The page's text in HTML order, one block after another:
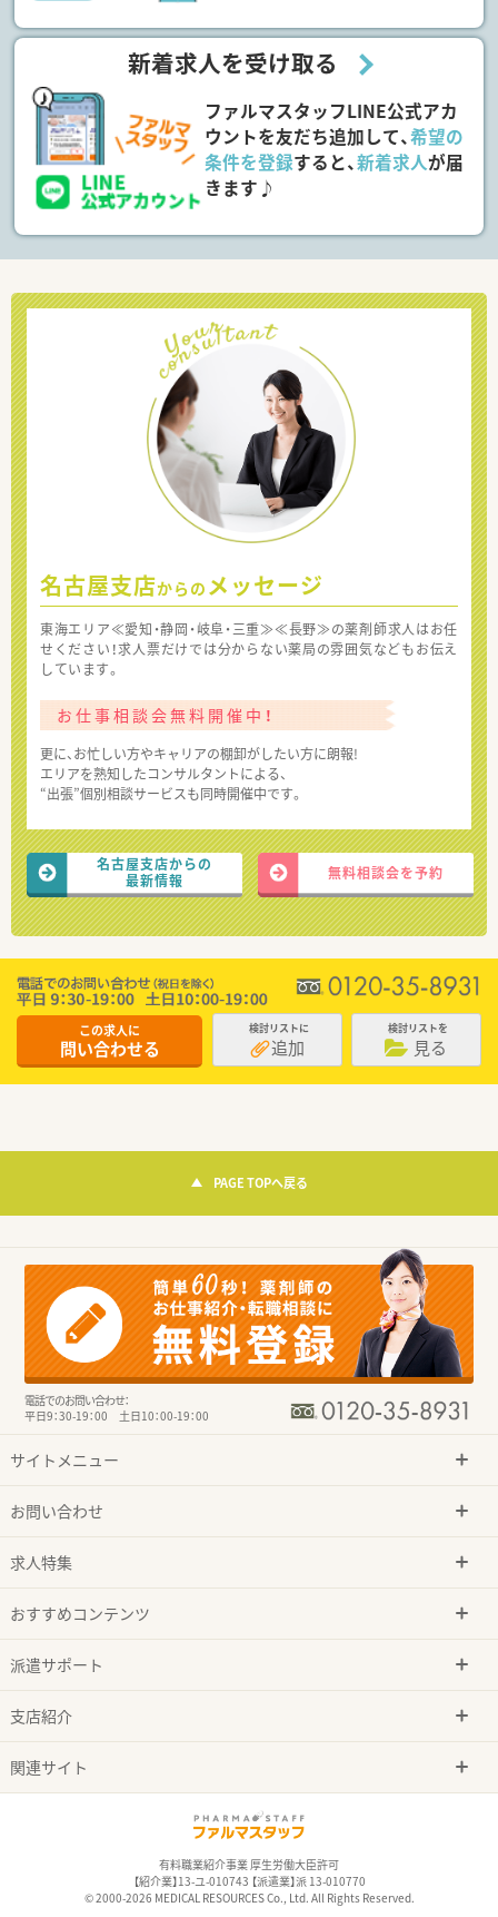
新着求人を受け取る
ファルマスタッフLINE公式アカ
ウントを友だち追加して、希望の
条件を登録すると、新着求人が届
きます♪
名古屋支店からの メッセージ
東海エリア≪愛知・静岡・岐阜・三重≫≪長野≫の薬剤師求人はお任
せください！求人票だけでは分からない薬局の雰囲気などもお伝え
しています。
お仕事相談会無料開催中！
更に、お忙しい方やキャリアの棚卸がしたい方に朗報!
エリアを熟知したコンサルタントによる、
“出張”個別相談サービスも同時開催中です。
名古屋支店からの
最新情報
無料相談会を予約
この求人に
問い合わせる
検討リストに
追加
検討リストを
見る
PAGE TOPへ戻る
電話でのお問い合わせ：
平日9：30-19：00 土日10：00-19：00
サイトメニュー
お問い合わせ
求人特集
おすすめコンテンツ
派遣サポート
支店紹介
関連サイト
有料職業紹介事業 厚生労働大臣許可
【紹介業】13-ユ-010743 【派遣業】派 13-010770
© 2000-2026 MEDICAL RESOURCES Co., Ltd. All Rights Reserved.